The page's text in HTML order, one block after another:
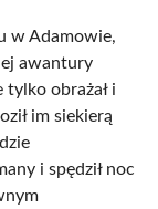
w Adamowie,
awantury
obrażał i
im siekierą
i spędził noc